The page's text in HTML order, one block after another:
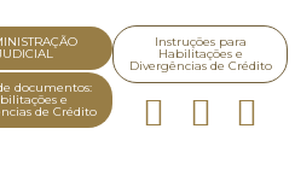
documentos:
e
de Crédito
Instruções para
Habilitações e
Divergências de Crédito